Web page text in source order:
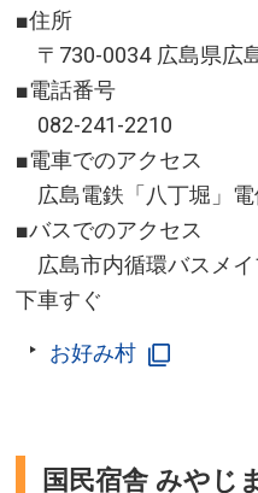
■住所
〒730-0034 広島県広
■電話番号
082-241-2210
■電車でのアクセス
広島電鉄「八丁堀」電
■バスでのアクセス
広島市内循環バスメ
下車すぐ
お好み村
国民宿舎 みやじ